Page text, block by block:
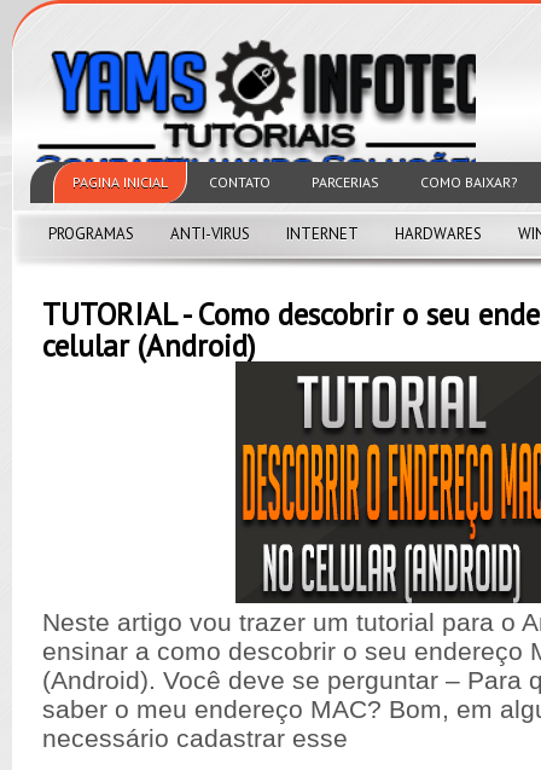
PAGINA INICIAL CONTATO PARCERIAS COMO BAIXAR?
PROGRAMAS ANTI-VIRUS INTERNET HARDWARES
TUTORIAL - Como descobrir o seu
celular (Android)
Neste artigo vou trazer um tutorial para o
ensinar a como descobrir o seu endereço
(Android). Você deve se perguntar – Para
saber o meu endereço MAC? Bom, em
necessário cadastrar esse